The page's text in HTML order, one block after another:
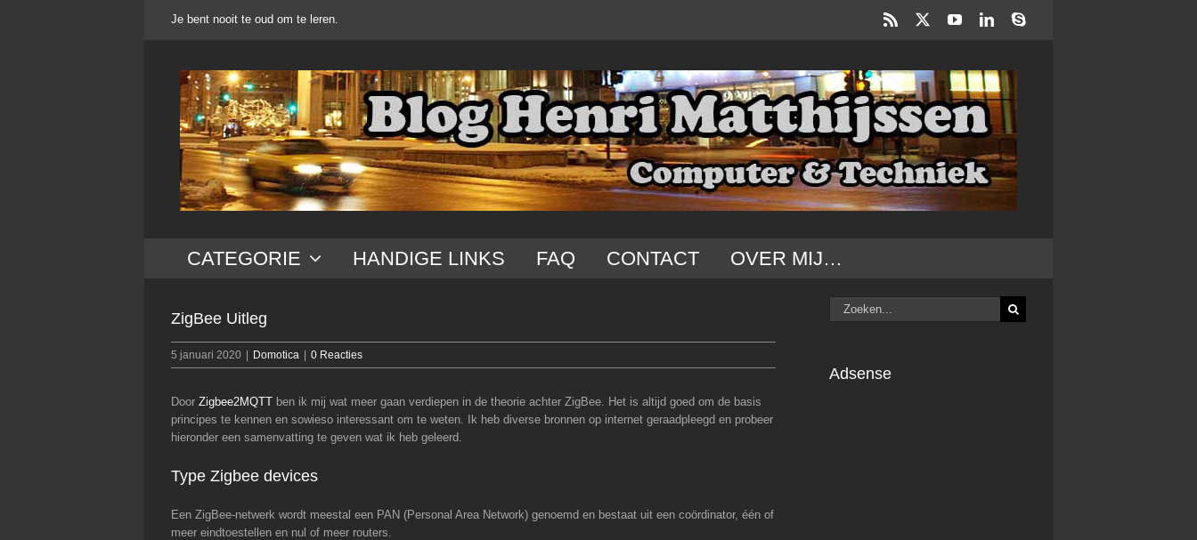
Je bent nooit te oud om te leren. Rss YouTubeLinkedInSkype
CATEGORIE HANDIGE LINKS FAQ CONTACT OVER MIJ…
ZigBee Uitleg
5 januari 2020 Domotica 0 Reacties
Door Zigbee2MQTT ben ik mij wat meer gaan verdiepen in de theorie achter ZigBee. Het is altijd goed om de basis
principes te kennen en sowieso interessant om te weten. Ik heb diverse bronnen op internet geraadpleegd en probeer
hieronder een samenvatting te geven wat ik heb geleerd.
Type Zigbee devices
Een ZigBee-netwerk wordt meestal een PAN (Personal Area Network) genoemd en bestaat uit een coördinator, één of
meer eindtoestellen en nul of meer routers.
Zoeken
naar:
Adsense